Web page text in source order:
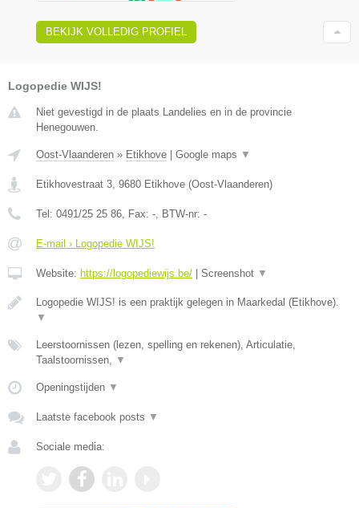
BEKIJK VOLLEDIG PROFIEL
Logopedie WIJS!
Niet gevestigd in de plaats Landelies en in de provincie
Henegouwen.
Oost-Vlaanderen » Etikhove Google maps ▼
Etikhovestraat 3, 9680 Etikhove (Oost-Vlaanderen)
Tel: 0491/25 25 86, Fax: -, BTW-nr: -
E-mail › Logopedie WIJS!
Website: https://logopediewijs.be/ Screenshot ▼
Logopedie WIJS! is een praktijk gelegen in Maarkedal (Etikhove).
▼
Leerstoornissen (lezen, spelling en rekenen), Articulatie,
Taalstoornissen, ▼
Openingstijden ▼
Laatste facebook posts ▼
Sociale media: